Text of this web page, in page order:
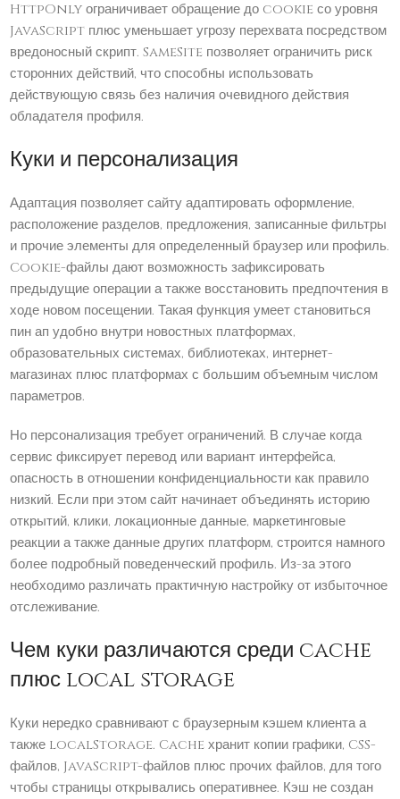
HttpOnly ограничивает обращение до cookie со уровня
JavaScript плюс уменьшает угрозу перехвата посредством
вредоносный скрипт. SameSite позволяет ограничить риск
сторонних действий, что способны использовать
действующую связь без наличия очевидного действия
обладателя профиля.
Куки и персонализация
Адаптация позволяет сайту адаптировать оформление,
расположение разделов, предложения, записанные фильтры
и прочие элементы для определенный браузер или профиль.
Cookie-файлы дают возможность зафиксировать
предыдущие операции а также восстановить предпочтения в
ходе новом посещении. Такая функция умеет становиться
пин ап удобно внутри новостных платформах,
образовательных системах, библиотеках, интернет-
магазинах плюс платформах с большим объемным числом
параметров.
Но персонализация требует ограничений. В случае когда
сервис фиксирует перевод или вариант интерфейса,
опасность в отношении конфиденциальности как правило
низкий. Если при этом сайт начинает объединять историю
открытий, клики, локационные данные, маркетинговые
реакции а также данные других платформ, строится намного
более подробный поведенческий профиль. Из-за этого
необходимо различать практичную настройку от избыточное
отслеживание.
Чем куки различаются среди cache
плюс local storage
Куки нередко сравнивают с браузерным кэшем клиента а
также localStorage. Cache хранит копии графики, CSS-
файлов, JavaScript-файлов плюс прочих файлов, для того
чтобы страницы открывались оперативнее. Кэш не создан